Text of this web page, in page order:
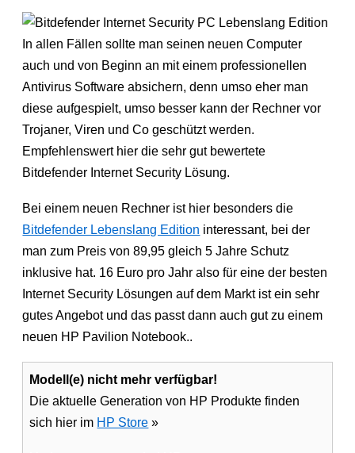
In allen Fällen sollte man seinen neuen Computer
auch und von Beginn an mit einem professionellen
Antivirus Software absichern, denn umso eher man
diese aufgespielt, umso besser kann der Rechner vor
Trojaner, Viren und Co geschützt werden.
Empfehlenswert hier die sehr gut bewertete
Bitdefender Internet Security Lösung.
Bei einem neuen Rechner ist hier besonders die
Bitdefender Lebenslang Edition interessant, bei der
man zum Preis von 89,95 gleich 5 Jahre Schutz
inklusive hat. 16 Euro pro Jahr also für eine der besten
Internet Security Lösungen auf dem Markt ist ein sehr
gutes Angebot und das passt dann auch gut zu einem
neuen HP Pavilion Notebook..
Modell(e) nicht mehr verfügbar!
Die aktuelle Generation von HP Produkte finden
sich hier im HP Store »